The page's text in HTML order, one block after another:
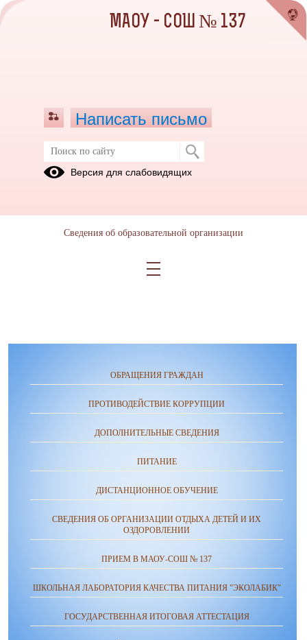
Доступная среда
Акт готовности ОО к 2024-2025.pdf
(скачать)
ОБРАЩЕНИЯ ГРАЖДАН
ПРОТИВОДЕЙСТВИЕ КОРРУПЦИИ
ДОПОЛНИТЕЛЬНЫЕ СВЕДЕНИЯ
ПИТАНИЕ
ДИСТАНЦИОННОЕ ОБУЧЕНИЕ
СВЕДЕНИЯ ОБ ОРГАНИЗАЦИИ ОТДЫХА ДЕТЕЙ И ИХ
ОЗДОРОВЛЕНИИ
ПРИЕМ В МАОУ-СОШ № 137
ШКОЛЬНАЯ ЛАБОРАТОРИЯ КАЧЕСТВА ПИТАНИЯ "ЭКОЛАБИК"
ГОСУДАРСТВЕННАЯ ИТОГОВАЯ АТТЕСТАЦИЯ
МАОУ - СОШ № 137
Написать письмо
Версия для слабовидящих
Сведения об образовательной организации